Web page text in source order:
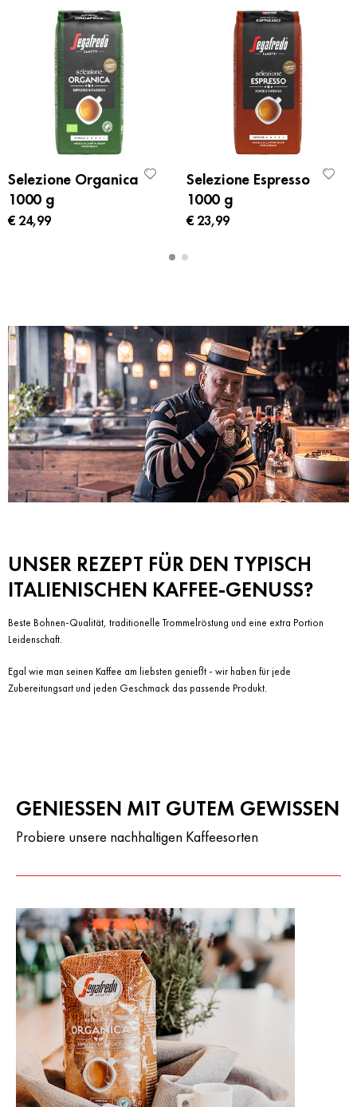
Selezione Organica
1000 g
€ 24,99
Selezione Espresso
1000 g
€ 23,99
UNSER REZEPT FÜR DEN TYPISCH
ITALIENISCHEN KAFFEE-GENUSS?
Beste Bohnen-Qualität, traditionelle Trommelröstung und eine extra Portion
Leidenschaft.
Egal wie man seinen Kaffee am liebsten genießt - wir haben für jede
Zubereitungsart und jeden Geschmack das passende Produkt.
GENIESSEN MIT GUTEM GEWISSEN
Probiere unsere nachhaltigen Kaffeesorten